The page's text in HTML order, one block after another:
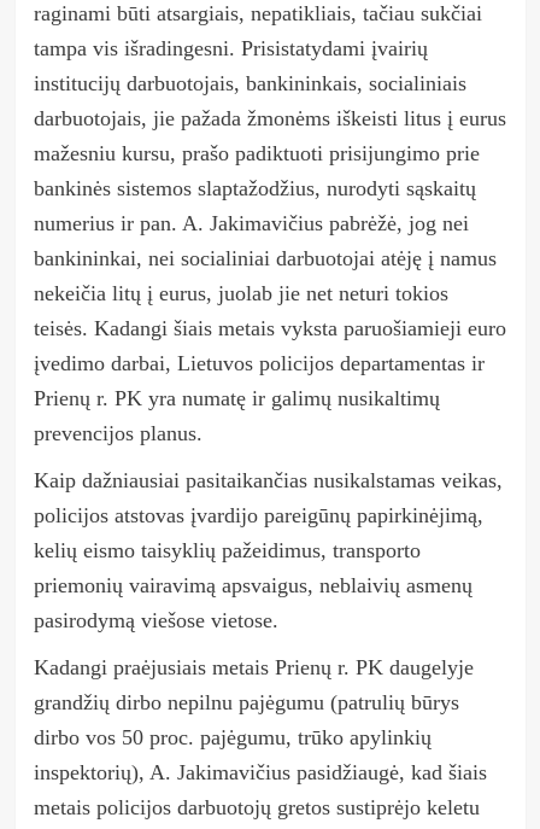
raginami būti atsargiais, nepatikliais, tačiau sukčiai
tampa vis išradingesni. Prisistatydami įvairių
institucijų darbuotojais, bankininkais, socialiniais
darbuotojais, jie pažada žmonėms iškeisti litus į eurus
mažesniu kursu, prašo padiktuoti prisijungimo prie
bankinės sistemos slaptažodžius, nurodyti sąskaitų
numerius ir pan. A. Jakimavičius pabrėžė, jog nei
bankininkai, nei socialiniai darbuotojai atėję į namus
nekeičia litų į eurus, juolab jie net neturi tokios
teisės. Kadangi šiais metais vyksta paruošiamieji euro
įvedimo darbai, Lietuvos policijos departamentas ir
Prienų r. PK yra numatę ir galimų nusikaltimų
prevencijos planus.
Kaip dažniausiai pasitaikančias nusikalstamas veikas,
policijos atstovas įvardijo pareigūnų papirkinėjimą,
kelių eismo taisyklių pažeidimus, transporto
priemonių vairavimą apsvaigus, neblaivių asmenų
pasirodymą viešose vietose.
Kadangi praėjusiais metais Prienų r. PK daugelyje
grandžių dirbo nepilnu pajėgumu (patrulių būrys
dirbo vos 50 proc. pajėgumu, trūko apylinkių
inspektorių), A. Jakimavičius pasidžiaugė, kad šiais
metais policijos darbuotojų gretos sustiprėjo keletu